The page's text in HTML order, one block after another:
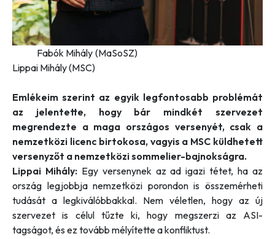
Fabók Mihály (MaSoSZ)
Lippai Mihály (MSC)
Emlékeim szerint az egyik legfontosabb problémát
az jelentette, hogy bár mindkét szervezet
megrendezte a maga országos versenyét, csak a
nemzetközi licenc birtokosa, vagyis a MSC küldhetett
versenyzőt a nemzetközi sommelier-bajnokságra.
Lippai Mihály:Egy versenynek az ad igazi tétet, ha az
ország legjobbja nemzetközi porondon is összemérheti
tudását a legkiválóbbakkal. Nem véletlen, hogy az új
szervezet is célul tűzte ki, hogy megszerzi az ASI-
tagságot, és ez tovább mélyítette a konfliktust.